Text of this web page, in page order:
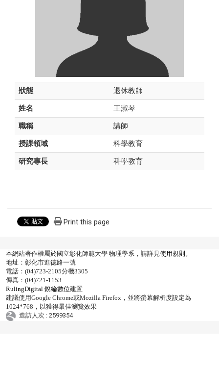
狀態
退休教師
姓名
王淑琴
職稱
講師
授課領域
科學教育
研究專長
科學教育
Print this page
本網站著作權屬於國立彰化師範大學 物理學系，請詳見使用規則 。
地址：彰化市進德路一號
電話：(04)723-2105分機3305
傳真：(04)721-1153
RulingDigital 銳綸數位建置
建議使用Google Chrome或Mozilla Firefox，並將螢幕解析度設定為
1024*768，以獲得最佳瀏覽效果
造訪人次 : 2599354